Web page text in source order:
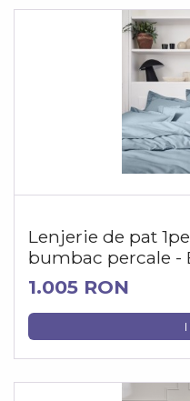
Lenjerie de pat
bumbac percale -
1.005 RON